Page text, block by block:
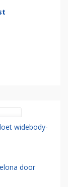
widebody-
door